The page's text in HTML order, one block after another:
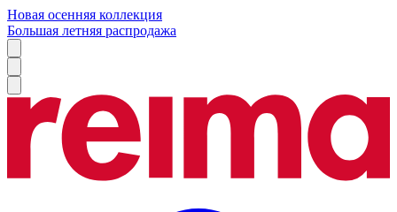
Новая осенняя коллекция
Большая летняя распродажа